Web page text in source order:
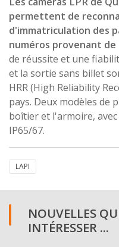
permettent de
d'immatriculation des
numéros provenant de
de réussite et une
et la sortie sans billet
HRR (High Reliability
pays. Deux modèles de
boîtier et l'armoire,
IP65/67.
LAPI
NOUVELLES
INTÉRESSER ...